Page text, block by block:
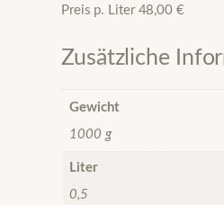
Preis p. Liter 48,00 €
Zusätzliche
Gewicht
1000 g
Liter
0,5